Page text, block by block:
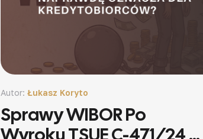
Autor: Łukasz Koryto
Sprawy WIBOR Po